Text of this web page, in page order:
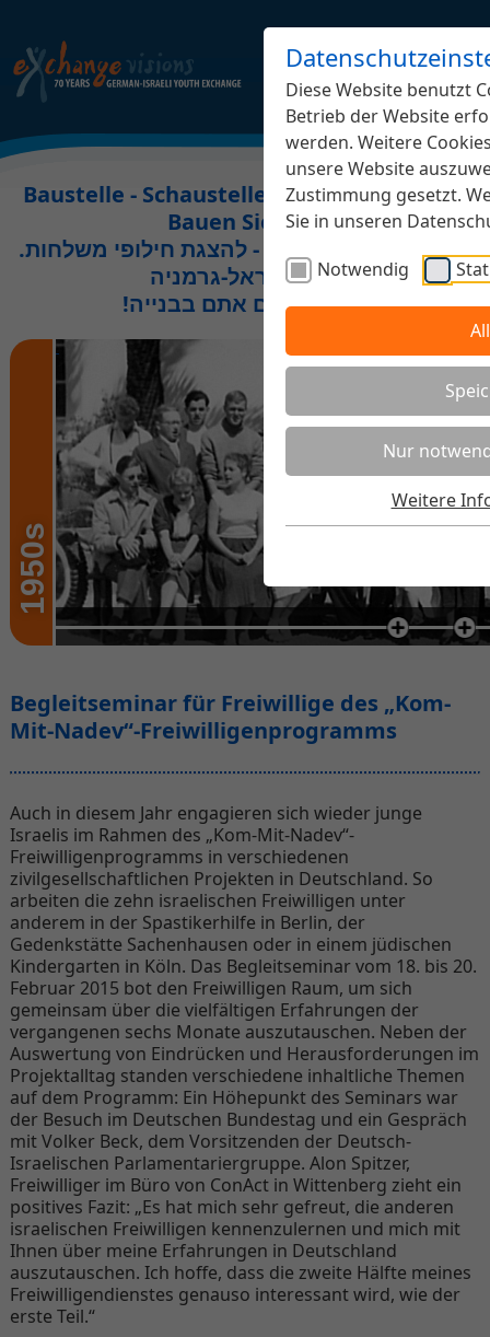
Diese Website benutzt
Betrieb der Website
werden. Weitere
unsere Website
Zustimmung gesetzt.
Sie in unseren
Notwendig
Nur
Weitere
Baustelle - Schaustelle Jugendaustausch.
Bauen Sie mit!
.אתר בבנייה משותפת - להצגת חילופי משלחות
נוער ישראל-גרמניה
!השתתפו גם אתם בבנייה
1950s
Begleitseminar für Freiwillige des „Kom-
Mit-Nadev“-Freiwilligenprogramms
Auch in diesem Jahr engagieren sich wieder junge
Israelis im Rahmen des „Kom-Mit-Nadev“-
Freiwilligenprogramms in verschiedenen
zivilgesellschaftlichen Projekten in Deutschland. So
arbeiten die zehn israelischen Freiwilligen unter
anderem in der Spastikerhilfe in Berlin, der
Gedenkstätte Sachenhausen oder in einem jüdischen
Kindergarten in Köln. Das Begleitseminar vom 18. bis 20.
Februar 2015 bot den Freiwilligen Raum, um sich
gemeinsam über die vielfältigen Erfahrungen der
vergangenen sechs Monate auszutauschen. Neben der
Auswertung von Eindrücken und Herausforderungen im
Projektalltag standen verschiedene inhaltliche Themen
auf dem Programm: Ein Höhepunkt des Seminars war
der Besuch im Deutschen Bundestag und ein Gespräch
mit Volker Beck, dem Vorsitzenden der Deutsch-
Israelischen Parlamentariergruppe. Alon Spitzer,
Freiwilliger im Büro von ConAct in Wittenberg zieht ein
positives Fazit: „Es hat mich sehr gefreut, die anderen
israelischen Freiwilligen kennenzulernen und mich mit
Ihnen über meine Erfahrungen in Deutschland
auszutauschen. Ich hoffe, dass die zweite Hälfte meines
Freiwilligendienstes genauso interessant wird, wie der
erste Teil.“